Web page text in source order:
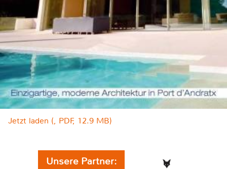
Jetzt laden (, PDF, 12.9 MB)
Unsere Partner: